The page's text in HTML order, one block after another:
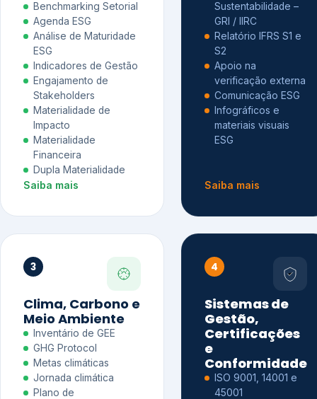
Benchmarking Setorial
Agenda ESG
Análise de Maturidade
ESG
Indicadores de Gestão
Engajamento de
Stakeholders
Materialidade de
Impacto
Materialidade
Financeira
Dupla Materialidade
Saiba mais
Sustentabilidade –
GRI / IIRC
Relatório IFRS S1 e
S2
Apoio na
verificação externa
Comunicação ESG
Infográficos e
materiais visuais
ESG
Saiba mais
3
Clima, Carbono e
Meio Ambiente
Inventário de GEE
GHG Protocol
Metas climáticas
Jornada climática
Plano de
4
Sistemas de
Gestão,
Certificações
e
Conformidade
ISO 9001, 14001 e
45001